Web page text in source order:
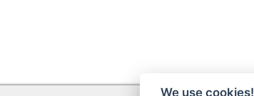
We use cookies!